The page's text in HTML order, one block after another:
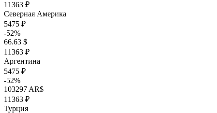
11363 ₽
Северная Америка
5475 ₽
-52%
66.63 $
11363 ₽
Аргентина
5475 ₽
-52%
103297 AR$
11363 ₽
Турция